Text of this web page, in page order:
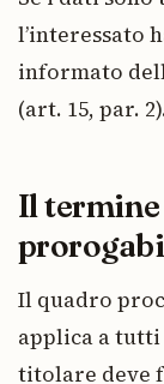
l’interessato
informato
(art. 15, par.
Il termine
Il quadro
applica a
titolare deve